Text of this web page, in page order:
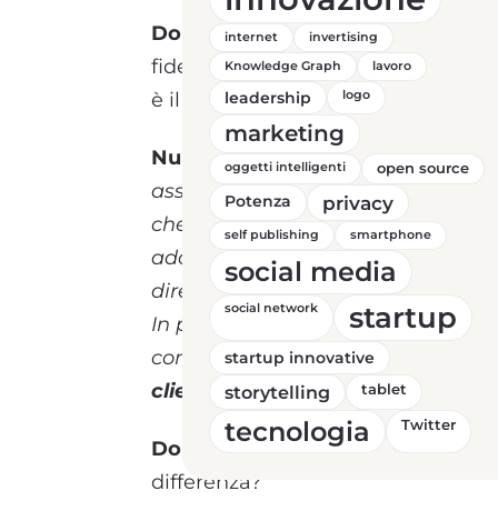
Domanda:Nunzia, in un mercato
fidelizzare i clienti è
è il ruolo dei servizi outbound in
Nunzia:
In un contesto in
assumono un ruolo strategico. A
che attendono l’interesse
adotta un
approccio proattivo
direttamente i consumatori
In particolare, il telemarketing
consentendo alle imprese di
clienti
e di offriresoluzioni mirate
Domanda:In che modo il
differenza?
internet
invertising
Knowledge Graph
lavoro
leadership logo
marketing
oggetti intelligenti open source
Potenza privacy
self publishing smartphone
social media
social network startup
startup innovative
storytelling tablet
tecnologia Twitter